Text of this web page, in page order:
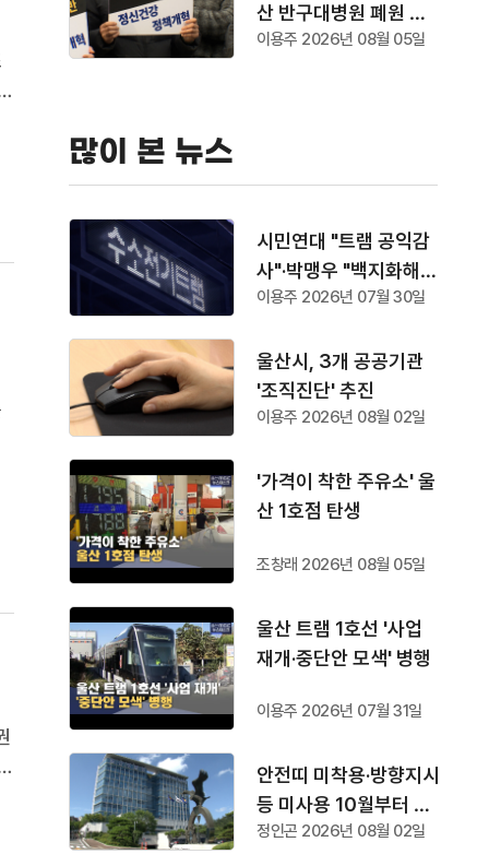
산 반구대병원 폐원 수
순
이용주 2026년 08월 05일
많이 본 뉴스
시민연대 "트램 공익감
사"·박맹우 "백지화해
야"
이용주 2026년 07월 30일
울산시, 3개 공공기관
'조직진단' 추진
이용주 2026년 08월 02일
'가격이 착한 주유소' 울
산 1호점 탄생
조창래 2026년 08월 05일
울산 트램 1호선 '사업
재개·중단안 모색' 병행
이용주 2026년 07월 31일
안전띠 미착용·방향지시
등 미사용 10월부터 단
속
정인곤 2026년 08월 02일